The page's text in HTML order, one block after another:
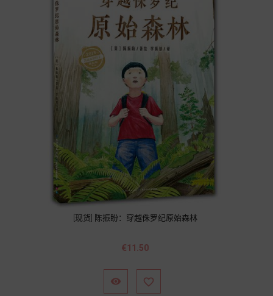
[现货] 陈振盼：穿越侏罗纪原始森林
Price
€11.50
 